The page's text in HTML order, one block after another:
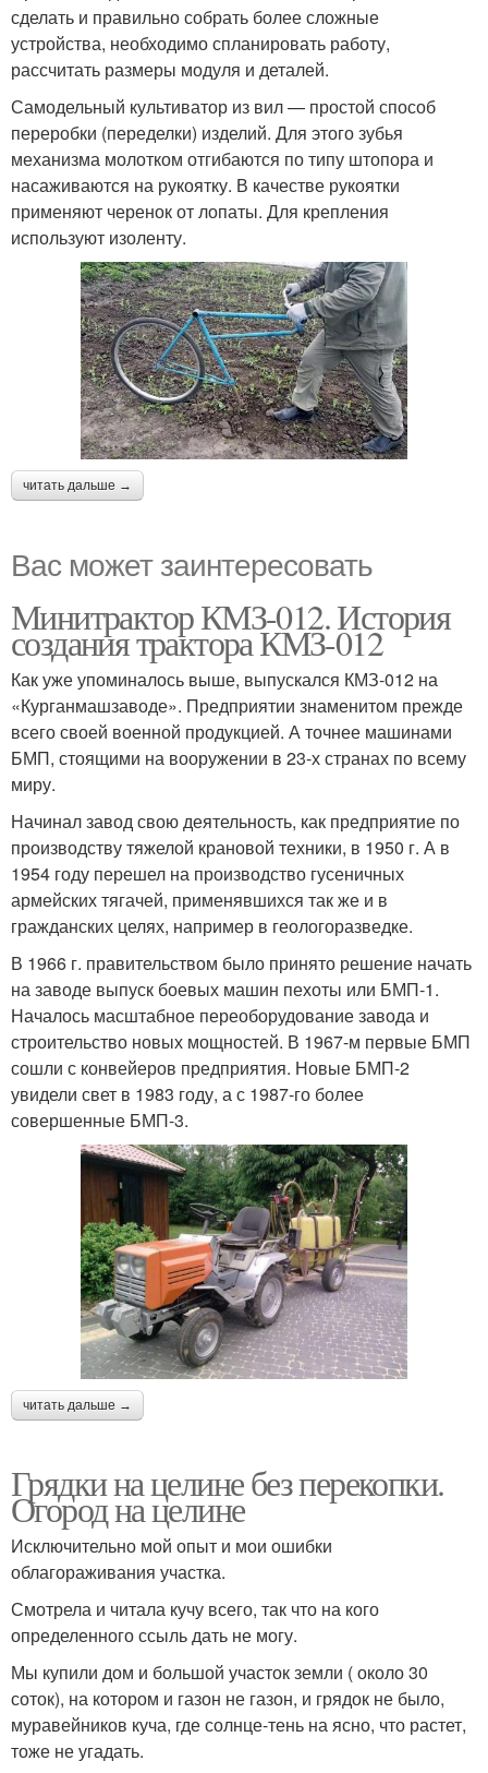
сделать и правильно собрать более сложные
устройства, необходимо спланировать работу,
рассчитать размеры модуля и деталей.
Самодельный культиватор из вил — простой способ
переробки (переделки) изделий. Для этого зубья
механизма молотком отгибаются по типу штопора и
насаживаются на рукоятку. В качестве рукоятки
применяют черенок от лопаты. Для крепления
используют изоленту.
читать дальше →
Вас может заинтересовать
Минитрактор КМЗ-012. История
создания трактора КМЗ-012
Как уже упоминалось выше, выпускался КМЗ-012 на
«Курганмашзаводе». Предприятии знаменитом прежде
всего своей военной продукцией. А точнее машинами
БМП, стоящими на вооружении в 23-х странах по всему
миру.
Начинал завод свою деятельность, как предприятие по
производству тяжелой крановой техники, в 1950 г. А в
1954 году перешел на производство гусеничных
армейских тягачей, применявшихся так же и в
гражданских целях, например в геологоразведке.
В 1966 г. правительством было принято решение начать
на заводе выпуск боевых машин пехоты или БМП-1.
Началось масштабное переоборудование завода и
строительство новых мощностей. В 1967-м первые БМП
сошли с конвейеров предприятия. Новые БМП-2
увидели свет в 1983 году, а с 1987-го более
совершенные БМП-3.
читать дальше →
Грядки на целине без перекопки.
Огород на целине
Исключительно мой опыт и мои ошибки
облагораживания участка.
Смотрела и читала кучу всего, так что на кого
определенного ссыль дать не могу.
Мы купили дом и большой участок земли ( около 30
соток), на котором и газон не газон, и грядок не было,
муравейников куча, где солнце-тень на ясно, что растет,
тоже не угадать.